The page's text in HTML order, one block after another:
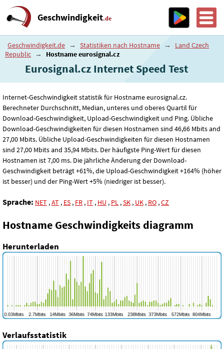
Geschwindigkeit.de
Geschwindigkeit.de → Statistiken nach Hostname →
Land Czech
Republic → Hostname eurosignal.cz
Eurosignal.cz Internet Speed ​​Test
Internet-Geschwindigkeit statistik für Hostname eurosignal.cz.
Berechneter Durchschnitt, Median, unteres und oberes Quartil für
Download-Geschwindigkeit, Upload-Geschwindigkeit und Ping. Übliche
Download-Geschwindigkeiten für diesen Hostnamen sind 46,66 Mbits and
27,00 Mbits. Übliche Upload-Geschwindigkeiten für diesen Hostnamen
sind 27,00 Mbits and 35,94 Mbits. Der häufigste Ping-Wert für diesen
Hostnamen ist 7,00 ms. Die jährliche Änderung der Download-
Geschwindigkeit beträgt +61%, die Upload-Geschwindigkeit +164% (höher
ist besser) und der Ping-Wert +5% (niedriger ist besser).
Sprache: NET ,AT , ES , FR , IT , HU , PL ,SK , UK , RO ,CZ
Hostname Geschwindigkeits diagramm
Herunterladen
Verlaufsstatistik